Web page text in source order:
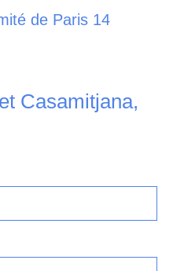
de Paris 14
Casamitjana,